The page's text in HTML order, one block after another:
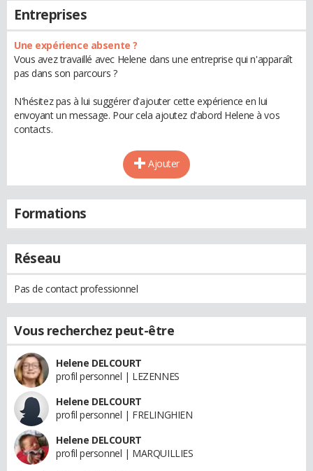
Entreprises
Une expérience absente ?
Vous avez travaillé avec Helene dans une entreprise qui n'apparaît
pas dans son parcours ?
N'hésitez pas à lui suggérer d'ajouter cette expérience en lui
envoyant un message. Pour cela ajoutez d'abord Helene à vos
contacts.
Ajouter
Formations
Réseau
Pas de contact professionnel
Vous recherchez peut-être
Helene DELCOURT
profil personnel | LEZENNES
Helene DELCOURT
profil personnel | FRELINGHIEN
Helene DELCOURT
profil personnel | MARQUILLIES